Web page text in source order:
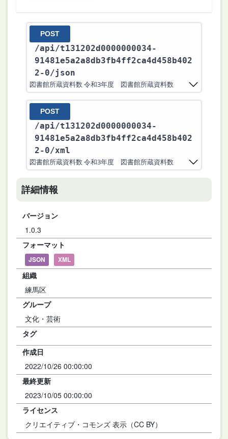
POST
/api/t131202d0000000034-
91481e5a2a8db3fb4ff2ca4d458b402
2-0/json
図書館所蔵資料数 令和3年度 図書館所蔵資料数
POST
/api/t131202d0000000034-
91481e5a2a8db3fb4ff2ca4d458b402
2-0/xml
図書館所蔵資料数 令和3年度 図書館所蔵資料数
詳細情報
バージョン
1.0.3
フォーマット
JSON XML
組織
練馬区
グループ
文化・芸術
タグ
作成日
2022/10/26 00:00:00
最終更新
2023/10/05 00:00:00
ライセンス
クリエイティブ・コモンズ 表示（CC BY）